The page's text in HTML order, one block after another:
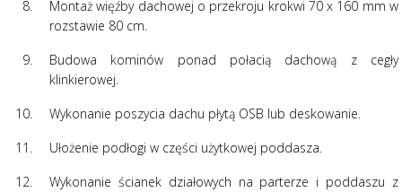
Montaż więźby dachowej o przekroju krokwi 70 x 160 mm w
rozstawie 80 cm.
Budowa kominów ponad połacią dachową z cegły
klinkierowej.
Wykonanie poszycia dachu płytą OSB lub deskowanie.
Ułożenie podłogi w części użytkowej poddasza.
Wykonanie ścianek działowych na parterze i poddaszu z